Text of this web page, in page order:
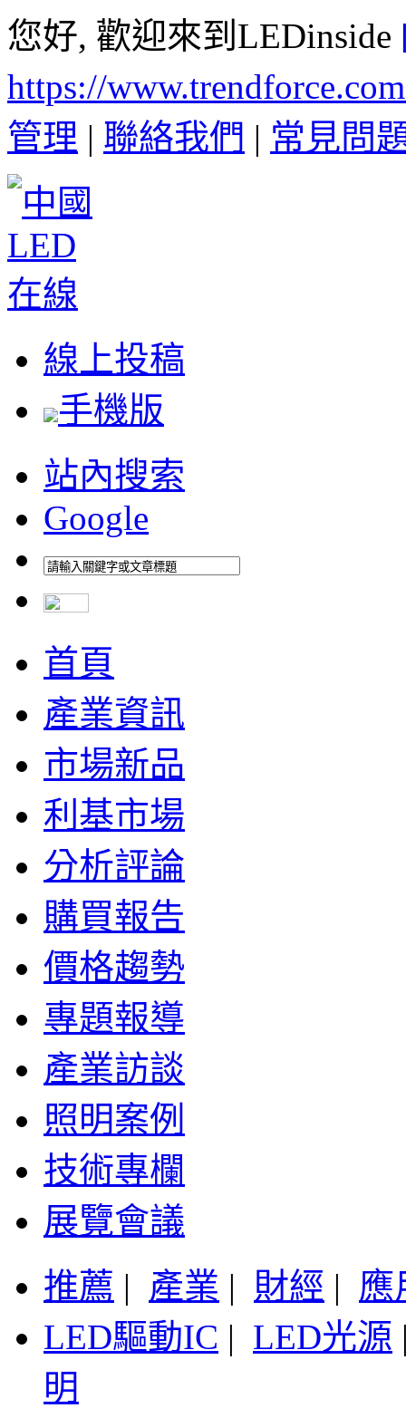
您好, 歡迎來到LEDinside
https://
管理 | 聯絡我們 | 常見問
線上投稿
手機版
站內搜索
Google
首頁
產業資訊
市場新品
利基市場
分析評論
購買報告
價格趨勢
專題報導
產業訪談
照明案例
技術專欄
展覽會議
推薦 | 產業 | 財經 | 應
LED驅動IC | LED光源
明